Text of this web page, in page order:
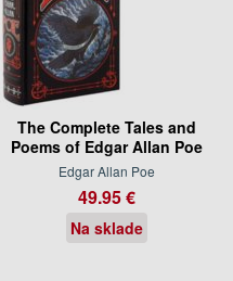
The Complete Tales and
Poems of Edgar Allan Poe
Edgar Allan Poe
49.95 €
Na sklade